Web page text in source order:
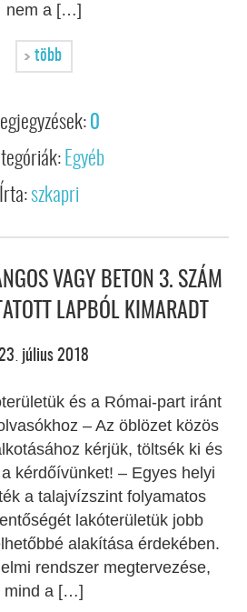
nem a […]
több
0
Egyéb
Írta:szkapri
VAGY BETON 3. SZÁM
LAPBÓL KIMARADT
. július 2018
és a Római-part iránt
– Az öblözet közös
kérjük, töltsék ki és
kérdőívünket! – Egyes helyi
a talajvízszint folyamatos
lakóterületük jobb
alakítása érdekében.
rendszer megtervezése,
mind a […]